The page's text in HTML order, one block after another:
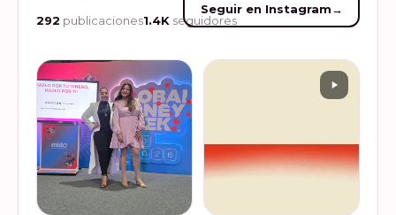
292 publicaciones1.4K seguidores
Seguir en Instagram→